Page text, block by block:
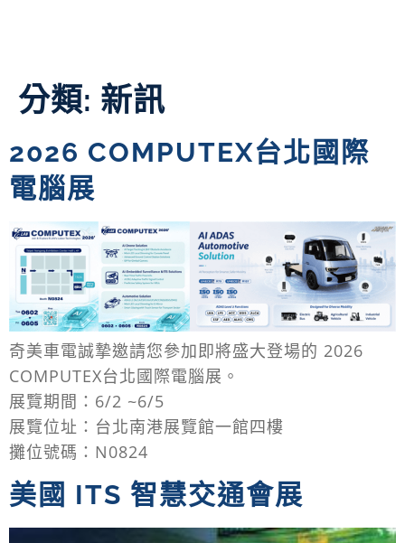
分類: 新訊
2026 COMPUTEX台北國際
電腦展
奇美車電誠摯邀請您參加即將盛大登場的 2026
COMPUTEX台北國際電腦展。
展覽期間：6/2 ~6/5
展覽位址：台北南港展覽館一館四樓
攤位號碼：N0824
美國 ITS 智慧交通會展